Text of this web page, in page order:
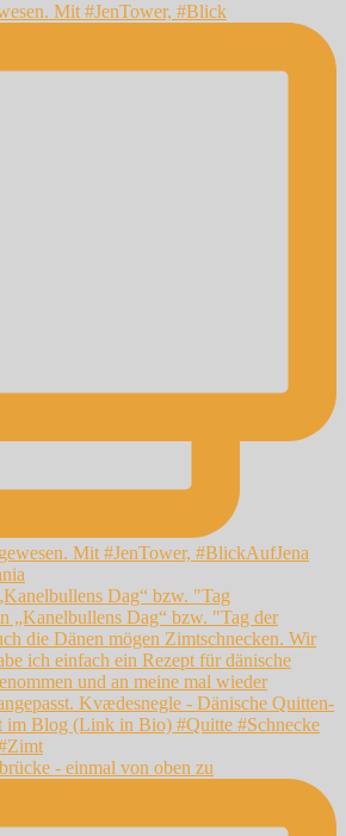
Mit #JenTower, #Blick
Dag“ bzw. "Tag
- einmal von oben zu